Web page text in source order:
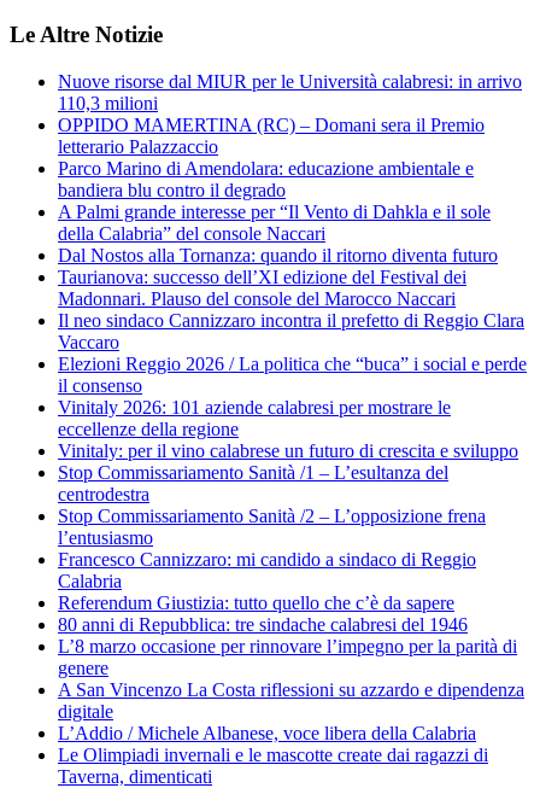
Le Altre Notizie
Nuove risorse dal MIUR per le Università calabresi: in arrivo
110,3 milioni
OPPIDO MAMERTINA (RC) – Domani sera il Premio
letterario Palazzaccio
Parco Marino di Amendolara: educazione ambientale e
bandiera blu contro il degrado
A Palmi grande interesse per “Il Vento di Dahkla e il sole
della Calabria” del console Naccari
Dal Nostos alla Tornanza: quando il ritorno diventa futuro
Taurianova: successo dell’XI edizione del Festival dei
Madonnari. Plauso del console del Marocco Naccari
Il neo sindaco Cannizzaro incontra il prefetto di Reggio Clara
Vaccaro
Elezioni Reggio 2026 / La politica che “buca” i social e perde
il consenso
Vinitaly 2026: 101 aziende calabresi per mostrare le
eccellenze della regione
Vinitaly: per il vino calabrese un futuro di crescita e sviluppo
Stop Commissariamento Sanità /1 – L’esultanza del
centrodestra
Stop Commissariamento Sanità /2 – L’opposizione frena
l’entusiasmo
Francesco Cannizzaro: mi candido a sindaco di Reggio
Calabria
Referendum Giustizia: tutto quello che c’è da sapere
80 anni di Repubblica: tre sindache calabresi del 1946
L’8 marzo occasione per rinnovare l’impegno per la parità di
genere
A San Vincenzo La Costa riflessioni su azzardo e dipendenza
digitale
L’Addio / Michele Albanese, voce libera della Calabria
Le Olimpiadi invernali e le mascotte create dai ragazzi di
Taverna, dimenticati